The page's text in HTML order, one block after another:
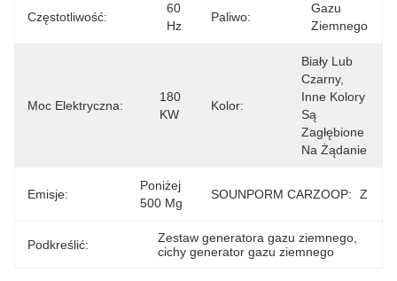
Częstotliwość:
60
Hz
Paliwo:
Gazu
Ziemnego
Moc Elektryczna:
180
KW
Kolor:
Biały Lub
Czarny,
Inne Kolory
Są
Zagłębione
Na Żądanie
Emisje:
Poniżej
500 Mg
SOUNPORM CARZOOP: Z
Podkreślić: Zestaw generatora gazu ziemnego
cichy generator gazu ziemnego